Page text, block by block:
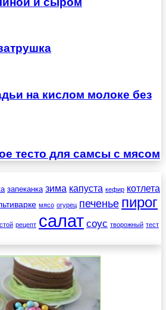
на кислом молоке без
тесто для самсы с мясом
запеканка зима капуста кефир котлета
мясо огурец печенье пирог
рецепт салат соус творожный тест